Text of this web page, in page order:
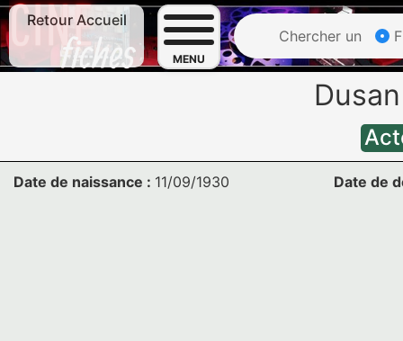
Retour Accueil
MENU
Chercher un
Date de naissance : 11/09/1930 Date de